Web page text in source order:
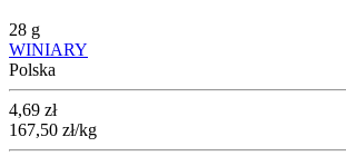
28 g
WINIARY
Polska
Cena
4,69 zł
167,50 zł/kg